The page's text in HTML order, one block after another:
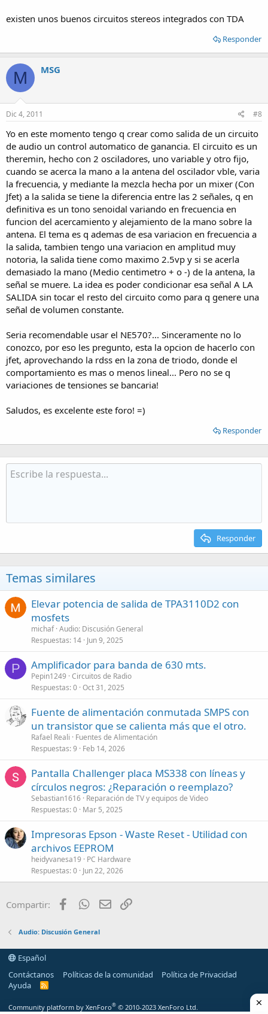
existen unos buenos circuitos stereos integrados con TDA
Responder
M MSG
Dic 4, 2011 #8
Yo en este momento tengo q crear como salida de un circuito
de audio un control automatico de ganancia. El circuito es un
theremin, hecho con 2 osciladores, uno variable y otro fijo,
cuando se acerca la mano a la antena del oscilador vble, varia
la frecuencia, y mediante la mezcla hecha por un mixer (Con
Jfet) a la salida se tiene la diferencia entre las 2 señales, q en
definitiva es un tono senoidal variando en frecuencia en
funcion del acercamiento y alejamiento de la mano sobre la
antena. El tema es q ademas de esa variacion en frecuencia a
la salida, tambien tengo una variacion en amplitud muy
notoria, la salida tiene como maximo 2.5vp y si se acerla
demasiado la mano (Medio centimetro + o -) de la antena, la
señal se muere. La idea es poder condicionar esa señal A LA
SALIDA sin tocar el resto del circuito como para q genere una
señal de volumen constante.
Seria recomendable usar el NE570?... Sinceramente no lo
conozco, por eso les pregunto, esta la opcion de hacerlo con
jfet, aprovechando la rdss en la zona de triodo, donde el
comportamiento es mas o menos lineal... Pero no se q
variaciones de tensiones se bancaria!
Saludos, es excelente este foro! =)
Responder
Responder
Temas similares
Elevar potencia de salida de TPA3110D2 con
mosfets
michaf Audio: Discusión General
Respuestas 14 Jun 9, 2025
P Amplificador para banda de 630 mts.
Pepin1249 Circuitos de Radio
Respuestas 0 Oct 31, 2025
Fuente de alimentación conmutada SMPS con
un transistor que se calienta más que el otro.
Rafael Reali
Fuentes de Alimentación
Respuestas 9 Feb 14, 2026
Pantalla Challenger placa MS338 con líneas y
círculos negros: ¿Reparación o reemplazo?
Sebastian1616 Reparación de TV y equipos de Video
Respuestas 0 Mar 5, 2025
Impresoras Epson - Waste Reset - Utilidad con
archivos EEPROM
heidyvanesa19
PC Hardware
Respuestas 0 Jun 22, 2026
Compartir: FacebookWhatsApp
Email
Audio: Discusión General
Español
Contáctanos
Políticas de la comunidad
Política de Privacidad
Ayuda
R
Community platform by XenForo® © 2010-2023 XenForo Ltd.